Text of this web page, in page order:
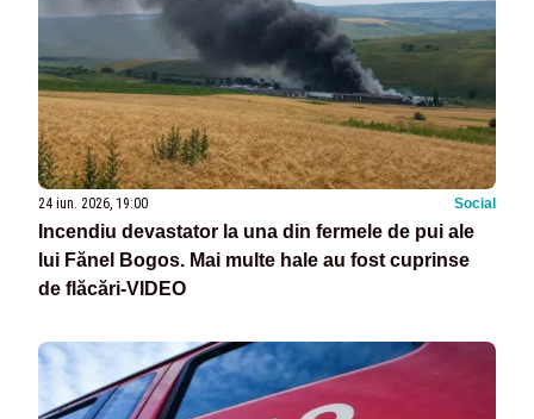
24 iun. 2026, 19:00 Social
Incendiu devastator la una din fermele de pui ale
lui Fănel Bogos. Mai multe hale au fost cuprinse
de flăcări-VIDEO